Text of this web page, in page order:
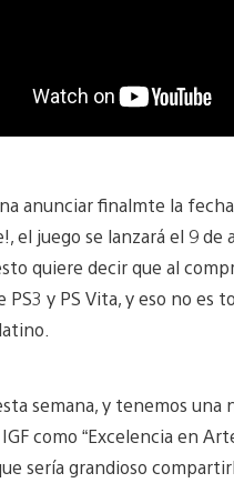
anunciar finalmte la
el juego se lanzará el 9 de
quiere decir que al
PS3 y PS Vita, y eso no es
semana, y tenemos una
como “Excelencia en
sería grandioso